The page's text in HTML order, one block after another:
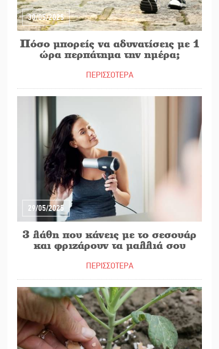
30/05/2025
Πόσο μπορείς να αδυνατίσεις με 1
ώρα περπάτημα την ημέρα;
ΠΕΡΙΣΣΟΤΕΡΑ
29/05/2025
3 λάθη που κάνεις με το σεσουάρ
και φριζάρουν τα μαλλιά σου
ΠΕΡΙΣΣΟΤΕΡΑ